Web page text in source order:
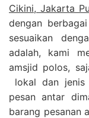
Cikini, Jakarta
dengan
sesuaikan
adalah, kami
amsjid polos,
lokal dan jenis
pesan antar
barang pesanan